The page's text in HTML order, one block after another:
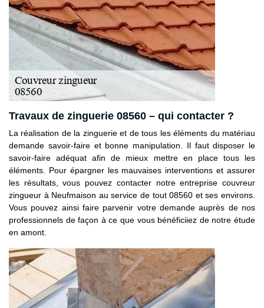
Travaux de zinguerie 08560 – qui contacter ?
La réalisation de la zinguerie et de tous les éléments du matériau
demande savoir-faire et bonne manipulation. Il faut disposer le
savoir-faire adéquat afin de mieux mettre en place tous les
éléments. Pour épargner les mauvaises interventions et assurer
les résultats, vous pouvez contacter notre entreprise couvreur
zingueur à Neufmaison au service de tout 08560 et ses environs.
Vous pouvez ainsi faire parvenir votre demande auprès de nos
professionnels de façon à ce que vous bénéficiiez de notre étude
en amont.